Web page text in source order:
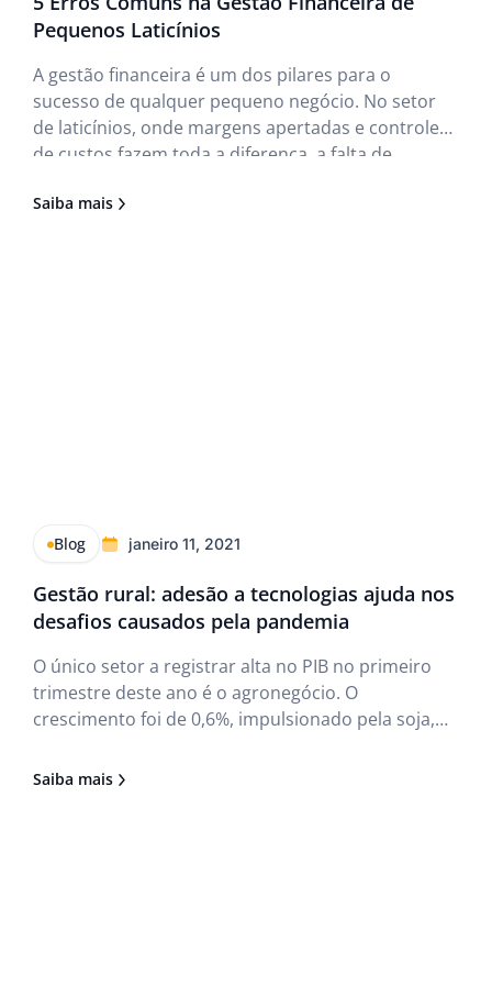
Pequenos Laticínios
A gestão financeira é um dos pilares para o
sucesso de qualquer pequeno negócio. No setor
de laticínios, onde margens apertadas e controle
de custos fazem toda a diferença, a falta de
sustentabilidade da empresa. Por isso, é
Saiba mais
Blog janeiro 11, 2021
Gestão rural: adesão a tecnologias ajuda nos
desafios causados pela pandemia
O único setor a registrar alta no PIB no primeiro
trimestre deste ano é o agronegócio. O
crescimento foi de 0,6%, impulsionado pela soja,
safra recorde em 2020. Entretanto, o setor não
Saiba mais